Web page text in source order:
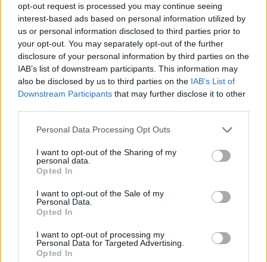
opt-out request is processed you may continue seeing
interest-based ads based on personal information utilized by
us or personal information disclosed to third parties prior to
your opt-out. You may separately opt-out of the further
disclosure of your personal information by third parties on the
IAB’s list of downstream participants. This information may
also be disclosed by us to third parties on the IAB’s List of
Downstream Participants that may further disclose it to other
Personal Data Processing Opt Outs
I want to opt-out of the Sharing of my
personal data.
Opted In
I want to opt-out of the Sale of my
Personal Data.
Opted In
I want to opt-out of processing my
Personal Data for Targeted Advertising.
Opted In
Infine, Cataliotti si è soffermato su un
elemento tecnico dell'indagine, l'impronta
33A, contestandone la riconducibilità a
Sempio sulla base del metodo di analisi:
"Perché non si può dire che sia di Sempio,
perché di essa possediamo esclusivamente
una fotografia fatta dopo la posizione dei
reagenti". E ancora: "Questa fotografia
permette di evidenziare le minuzie e tutte
stati fatti sul muro. Per verificare la
rispondenza delle minuzie rispetto a una
la prima parte è del tutto soggettiva". La
vicenda giudiziaria legata al delitto di
dibattito e nuove interpretazioni, mentre la
difesa di Sempio si prepara a un eventuale